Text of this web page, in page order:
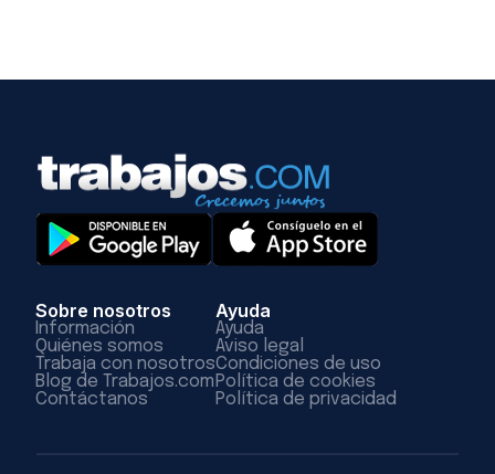
Sobre nosotros
Información
Quiénes somos
Trabaja con nosotros
Blog de Trabajos.com
Contáctanos
Ayuda
Ayuda
Aviso legal
Condiciones de uso
Política de cookies
Política de privacidad